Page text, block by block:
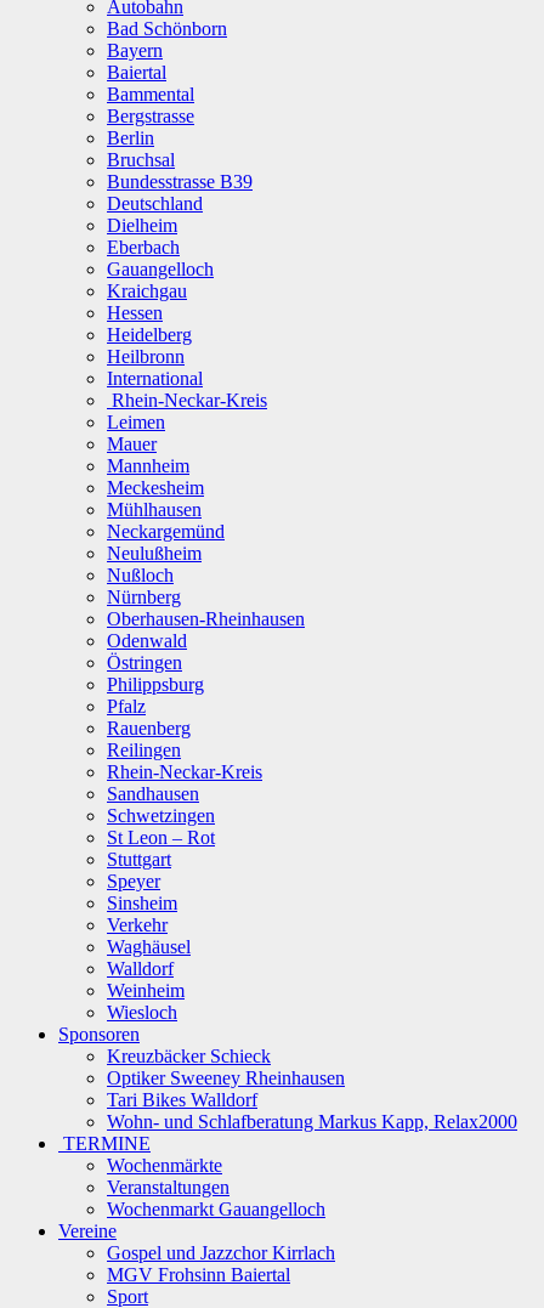
Autobahn
Bad Schönborn
Bayern
Baiertal
Bammental
Bergstrasse
Berlin
Bruchsal
Bundesstrasse B39
Deutschland
Dielheim
Eberbach
Gauangelloch
Kraichgau
Hessen
Heidelberg
Heilbronn
International
Rhein-Neckar-Kreis
Leimen
Mauer
Mannheim
Meckesheim
Mühlhausen
Neckargemünd
Neulußheim
Nußloch
Nürnberg
Oberhausen-Rheinhausen
Odenwald
Östringen
Philippsburg
Pfalz
Rauenberg
Reilingen
Rhein-Neckar-Kreis
Sandhausen
Schwetzingen
St Leon – Rot
Stuttgart
Speyer
Sinsheim
Verkehr
Waghäusel
Walldorf
Weinheim
Wiesloch
Sponsoren
Kreuzbäcker Schieck
Optiker Sweeney Rheinhausen
Tari Bikes Walldorf
Wohn- und Schlafberatung Markus Kapp, Relax2000
TERMINE
Wochenmärkte
Veranstaltungen
Wochenmarkt Gauangelloch
Vereine
Gospel und Jazzchor Kirrlach
MGV Frohsinn Baiertal
Sport